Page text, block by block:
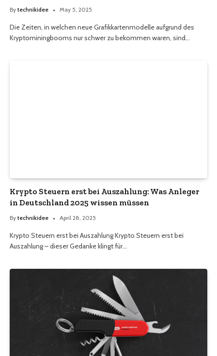
By technikidee May 5, 2025
Die Zeiten, in welchen neue Grafikkartenmodelle aufgrund des
Kryptominingbooms nur schwer zu bekommen waren, sind…
Krypto Steuern erst bei Auszahlung: Was Anleger
in Deutschland 2025 wissen müssen
By technikidee April 28, 2025
Krypto Steuern erst bei Auszahlung Krypto Steuern erst bei
Auszahlung – dieser Gedanke klingt für…